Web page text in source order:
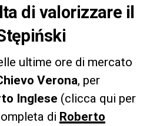
di valorizzare il
ultime ore di mercato
Verona, per
Inglese (clicca qui per
di Roberto